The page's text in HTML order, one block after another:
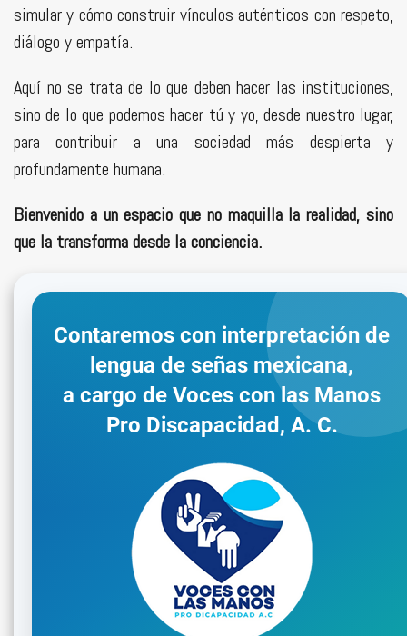
simular y cómo construir vínculos auténticos con respeto,
diálogo y empatía.
Aquí no se trata de lo que deben hacer las instituciones,
sino de lo que podemos hacer tú y yo, desde nuestro lugar,
para contribuir a una sociedad más despierta y
profundamente humana.
Bienvenido a un espacio que no maquilla la realidad, sino
que la transforma desde la conciencia.
Contaremos con interpretación de
lengua de señas mexicana,
a cargo de Voces con las Manos
Pro Discapacidad, A. C.